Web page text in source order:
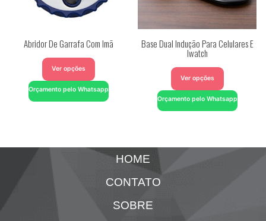
Abridor De Garrafa Com Imã
Ver opções
Orçamento pelo Whatsapp
Base Dual Indução Para Celulares E
Iwatch
Ver opções
Orçamento pelo Whatsapp
HOME
CONTATO
SOBRE